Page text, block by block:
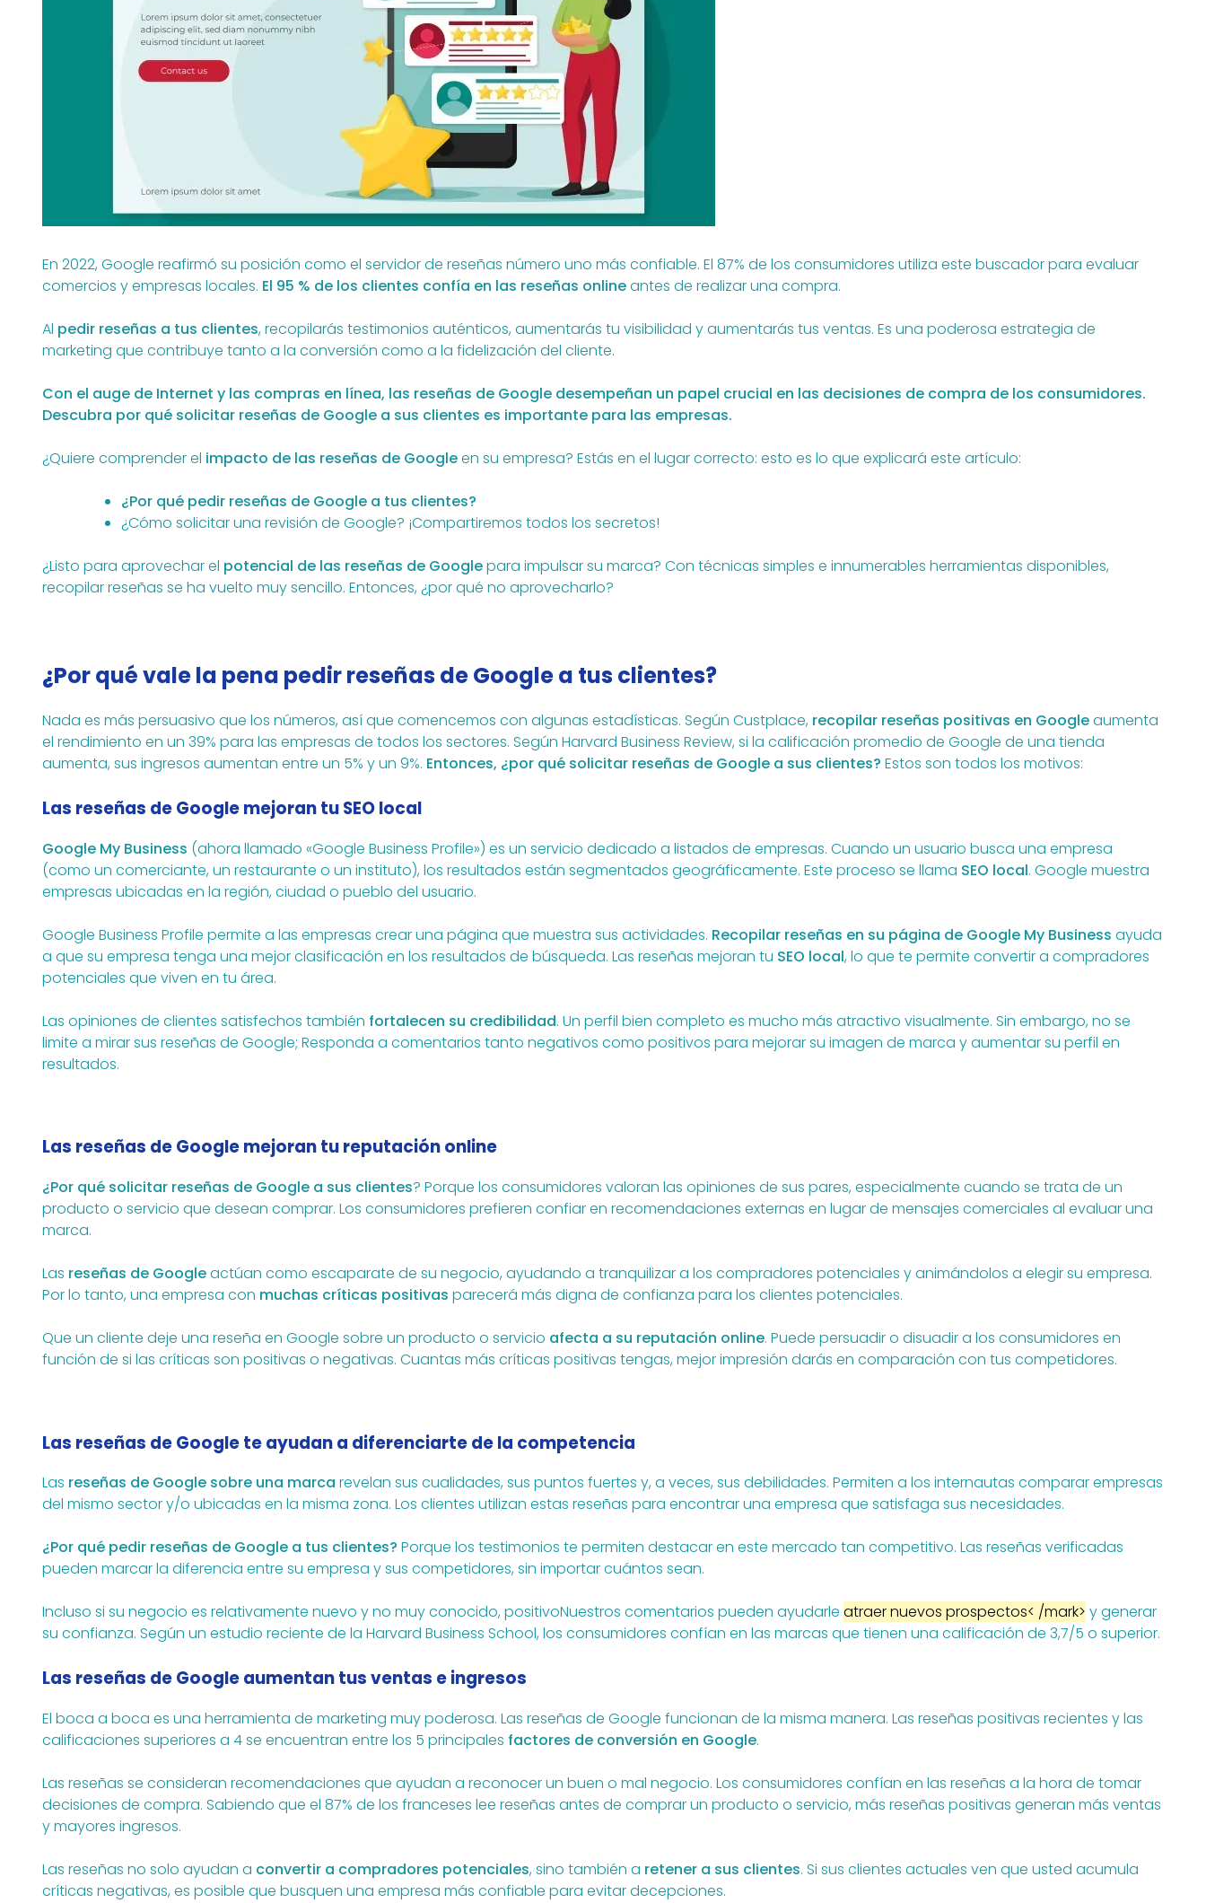
En 2022, Google reafirmó su posición como el servidor de reseñas número uno más confiable. El 87% de los consumidores utiliza este buscador para evaluar
comercios y empresas locales. El 95 % de los clientes confía en las reseñas onlineantes de realizar una compra.
Al pedir reseñas a tus clientes, recopilarás testimonios auténticos, aumentarás tu visibilidad y aumentarás tus ventas. Es una poderosa estrategia de
marketing que contribuye tanto a la conversión como a la fidelización del cliente.
Con el auge de Internet y las compras en línea, las reseñas de Google desempeñan un papel crucial en las decisiones de compra de los consumidores.
Descubra por qué solicitar reseñas de Google a sus clientes es importante para las empresas.
¿Quiere comprender el impacto de las reseñas de Googleen su empresa? Estás en el lugar correcto: esto es lo que explicará este artículo:
¿Por qué pedir reseñas de Google a tus clientes?
¿Cómo solicitar una revisión de Google? ¡Compartiremos todos los secretos!
¿Listo para aprovechar el potencial de las reseñas de Googlepara impulsar su marca? Con técnicas simples e innumerables herramientas disponibles,
recopilar reseñas se ha vuelto muy sencillo. Entonces, ¿por qué no aprovecharlo?
¿Por qué vale la pena pedir reseñas de Google a tus clientes?
Nada es más persuasivo que los números, así que comencemos con algunas estadísticas. Según Custplace, recopilar reseñas positivas en Googleaumenta
el rendimiento en un 39% para las empresas de todos los sectores. Según Harvard Business Review, si la calificación promedio de Google de una tienda
aumenta, sus ingresos aumentan entre un 5% y un 9%. Entonces, ¿por qué solicitar reseñas de Google a sus clientes? Estos son todos los motivos:
Las reseñas de Google mejoran tu SEO local
Google My Business (ahora llamado «Google Business Profile») es un servicio dedicado a listados de empresas. Cuando un usuario busca una empresa
(como un comerciante, un restaurante o un instituto), los resultados están segmentados geográficamente. Este proceso se llama SEO local. Google muestra
empresas ubicadas en la región, ciudad o pueblo del usuario.
Google Business Profile permite a las empresas crear una página que muestra sus actividades. Recopilar reseñas en su página de Google My Business ayuda
a que su empresa tenga una mejor clasificación en los resultados de búsqueda. Las reseñas mejoran tu SEO local, lo que te permite convertir a compradores
potenciales que viven en tu área.
Las opiniones de clientes satisfechos también fortalecen su credibilidad. Un perfil bien completo es mucho más atractivo visualmente. Sin embargo, no se
limite a mirar sus reseñas de Google; Responda a comentarios tanto negativos como positivos para mejorar su imagen de marca y aumentar su perfil en
resultados.
Las reseñas de Google mejoran tu reputación online
¿Por qué solicitar reseñas de Google a sus clientes? Porque los consumidores valoran las opiniones de sus pares, especialmente cuando se trata de un
producto o servicio que desean comprar. Los consumidores prefieren confiar en recomendaciones externas en lugar de mensajes comerciales al evaluar una
marca.
Las reseñas de Googleactúan como escaparate de su negocio, ayudando a tranquilizar a los compradores potenciales y animándolos a elegir su empresa.
Por lo tanto, una empresa con muchas críticas positivas parecerá más digna de confianza para los clientes potenciales.
Que un cliente deje una reseña en Google sobre un producto o servicio afecta a su reputación online. Puede persuadir o disuadir a los consumidores en
función de si las críticas son positivas o negativas. Cuantas más críticas positivas tengas, mejor impresión darás en comparación con tus competidores.
Las reseñas de Google te ayudan a diferenciarte de la competencia
Las reseñas de Google sobre una marca revelan sus cualidades, sus puntos fuertes y, a veces, sus debilidades. Permiten a los internautas comparar empresas
del mismo sector y/o ubicadas en la misma zona. Los clientes utilizan estas reseñas para encontrar una empresa que satisfaga sus necesidades.
¿Por qué pedir reseñas de Google a tus clientes? Porque los testimonios te permiten destacar en este mercado tan competitivo. Las reseñas verificadas
pueden marcar la diferencia entre su empresa y sus competidores, sin importar cuántos sean.
Incluso si su negocio es relativamente nuevo y no muy conocido, positivoNuestros comentarios pueden ayudarle atraer nuevos prospectos< /mark> y generar
su confianza. Según un estudio reciente de la Harvard Business School, los consumidores confían en las marcas que tienen una calificación de 3,7/5 o superior.
Las reseñas de Google aumentan tus ventas e ingresos
El boca a boca es una herramienta de marketing muy poderosa. Las reseñas de Google funcionan de la misma manera. Las reseñas positivas recientes y las
calificaciones superiores a 4 se encuentran entre los 5 principales factores de conversión en Google.
Las reseñas se consideran recomendaciones que ayudan a reconocer un buen o mal negocio. Los consumidores confían en las reseñas a la hora de tomar
decisiones de compra. Sabiendo que el 87% de los franceses lee reseñas antes de comprar un producto o servicio, más reseñas positivas generan más ventas
y mayores ingresos.
Las reseñas no solo ayudan a convertir a compradores potenciales, sino también a retener a sus clientes. Si sus clientes actuales ven que usted acumula
críticas negativas, es posible que busquen una empresa más confiable para evitar decepciones.